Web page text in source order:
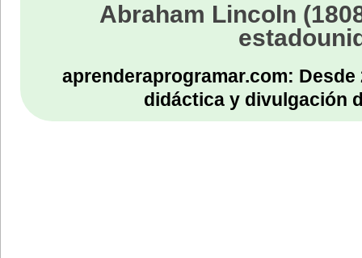
Abraham Lincoln
aprenderaprogramar.com:
didáctica y divulgación